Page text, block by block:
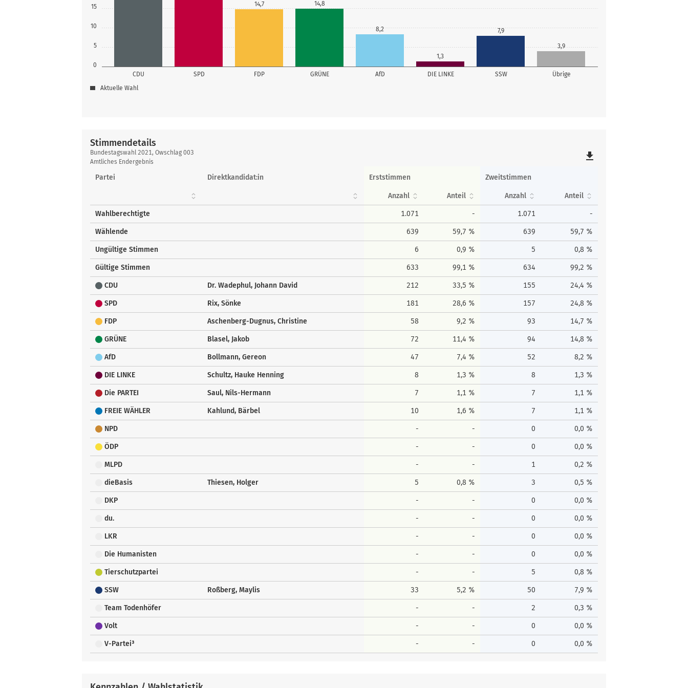
0
5
10
15
CDU SPD FDP GRÜNE AfD DIE LINKE SSW Übrige
14,7 14,8
8,2
1,3
7,9
3,9
Aktuelle Wahl
Stimmendetails
Stimmendetails
Bundestagswahl 2021, Owschlag 003
Amtliches Endergebnis
file_download
Partei Direktkandidat:in Erststimmen Zweitstimmen
Anzahl Anteil Anzahl Anteil
Wahlberechtigte 1.071 - 1.071 -
Wählende 639 59,7 % 639 59,7 %
Ungültige Stimmen 6 0,9 % 5 0,8 %
Gültige Stimmen 633 99,1 % 634 99,2 %
CDU Dr. Wadephul, Johann David 212 33,5 % 155 24,4 %
SPD Rix, Sönke 181 28,6 % 157 24,8 %
FDP Aschenberg-Dugnus, Christine 58 9,2 % 93 14,7 %
GRÜNE Blasel, Jakob 72 11,4 % 94 14,8 %
AfD Bollmann, Gereon 47 7,4 % 52 8,2 %
DIE LINKE Schultz, Hauke Henning 8 1,3 % 8 1,3 %
Die PARTEI Saul, Nils-Hermann 7 1,1 % 7 1,1 %
FREIE WÄHLER Kahlund, Bärbel 10 1,6 % 7 1,1 %
NPD - - 0 0,0 %
ÖDP - - 0 0,0 %
MLPD - - 1 0,2 %
dieBasis Thiesen, Holger 5 0,8 % 3 0,5 %
DKP - - 0 0,0 %
du. - - 0 0,0 %
LKR - - 0 0,0 %
Die Humanisten - - 0 0,0 %
Tierschutzpartei - - 5 0,8 %
SSW Roßberg, Maylis 33 5,2 % 50 7,9 %
Team Todenhöfer - - 2 0,3 %
Volt - - 0 0,0 %
V-Partei³ - - 0 0,0 %